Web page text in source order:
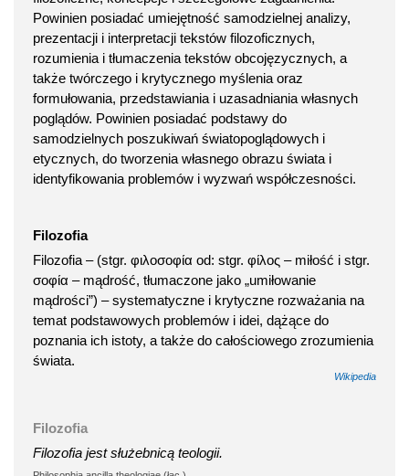
Powinien posiadać umiejętność samodzielnej analizy,
prezentacji i interpretacji tekstów filozoficznych,
rozumienia i tłumaczenia tekstów obcojęzycznych, a
także twórczego i krytycznego myślenia oraz
formułowania, przedstawiania i uzasadniania własnych
poglądów. Powinien posiadać podstawy do
samodzielnych poszukiwań światopoglądowych i
etycznych, do tworzenia własnego obrazu świata i
identyfikowania problemów i wyzwań współczesności.
Filozofia
Filozofia – (stgr. φιλοσοφία od: stgr. φίλος – miłość i stgr.
σοφία – mądrość, tłumaczone jako „umiłowanie
mądrości”) – systematyczne i krytyczne rozważania na
temat podstawowych problemów i idei, dążące do
poznania ich istoty, a także do całościowego zrozumienia
świata.
Wikipedia
Filozofia
Filozofia jest służebnicą teologii.